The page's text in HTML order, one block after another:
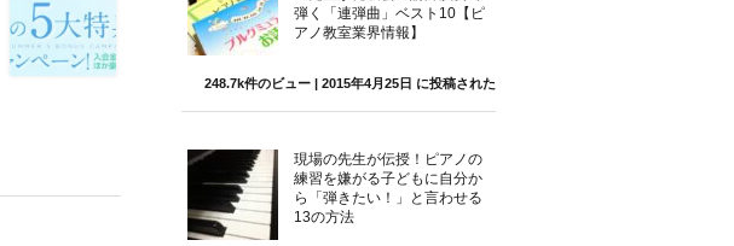
弾く「連弾曲」ベスト10【ピ
アノ教室業界情報】
248.7k件のビュー | 2015年4月25日 に投稿された
現場の先生が伝授！ピアノの
練習を嫌がる子どもに自分か
ら「弾きたい！」と言わせる
13の方法